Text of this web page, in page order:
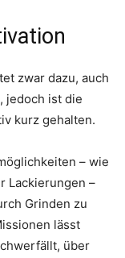
zwar dazu, auch
jedoch ist die
kurz gehalten.
– wie
Lackierungen –
Grinden zu
lässt
über